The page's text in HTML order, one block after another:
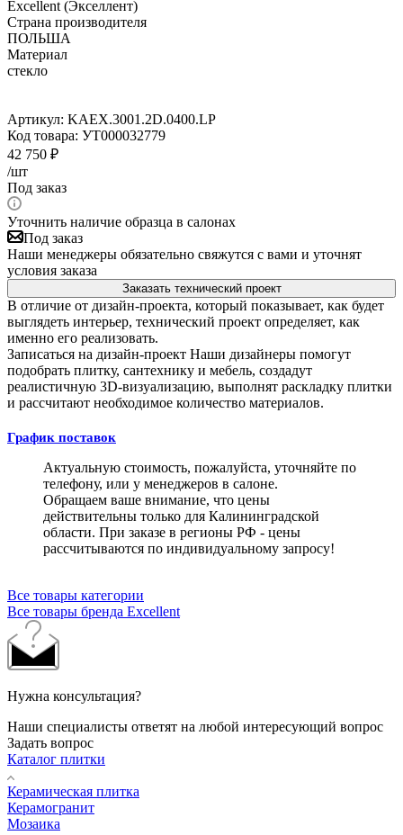
Excellent (Экселлент)
Страна производителя
ПОЛЬША
Материал
стекло
Артикул: KAEX.3001.2D.0400.LP
Код товара: УТ000032779
42 750 ₽
/шт
Под заказ
Уточнить наличие образца в салонах
Под заказ
Наши менеджеры обязательно свяжутся с вами и уточнят
условия заказа
Заказать технический проект
В отличие от дизайн-проекта, который показывает, как будет
выглядеть интерьер, технический проект определяет, как
именно его реализовать.
Записаться на дизайн-проект Наши дизайнеры помогут
подобрать плитку, сантехнику и мебель, создадут
реалистичную 3D-визуализацию, выполнят раскладку плитки
и рассчитают необходимое количество материалов.
График поставок
Актуальную стоимость, пожалуйста, уточняйте по
телефону, или у менеджеров в салоне.
Обращаем ваше внимание, что цены
действительны только для Калининградской
области. При заказе в регионы РФ - цены
рассчитываются по индивидуальному запросу!
Все товары категории
Все товары бренда Excellent
Нужна консультация?
Наши специалисты ответят на любой интересующий вопрос
Задать вопрос
Каталог плитки
Керамическая плитка
Керамогранит
Мозаика